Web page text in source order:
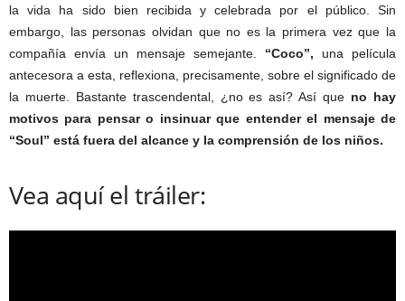
la vida ha sido bien recibida y celebrada por el público. Sin
embargo, las personas olvidan que no es la primera vez que la
compañía envía un mensaje semejante. “Coco”, una película
antecesora a esta, reflexiona, precisamente, sobre el significado de
la muerte. Bastante trascendental, ¿no es así? Así que no hay
motivos para pensar o insinuar que entender el mensaje de
“Soul” está fuera del alcance y la comprensión de los niños.
Vea aquí el tráiler: